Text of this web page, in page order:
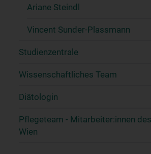
Ariane Steindl
Vincent Sunder-Plassmann
Studienzentrale
Wissenschaftliches Team
Diätologin
Pflegeteam - Mitarbeiter:innen
Wien